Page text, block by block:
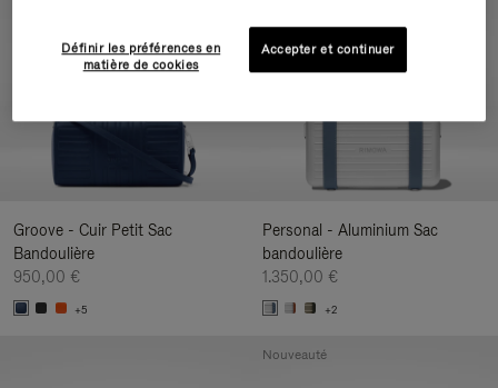
Groove - Cuir Petit Sac
Bandoulière
950,00 €
+5
Personal - Aluminium Sac
bandoulière
1.350,00 €
+2
Nouveauté
Définir les préférences en
matière de cookies
Accepter et continuer